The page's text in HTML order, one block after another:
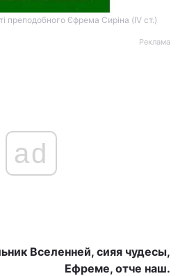
преподобного Єфрема Сиріна (IV ст.)
Реклама
ad
Вселенней, сияя чудесы,
Ефреме, отче наш.